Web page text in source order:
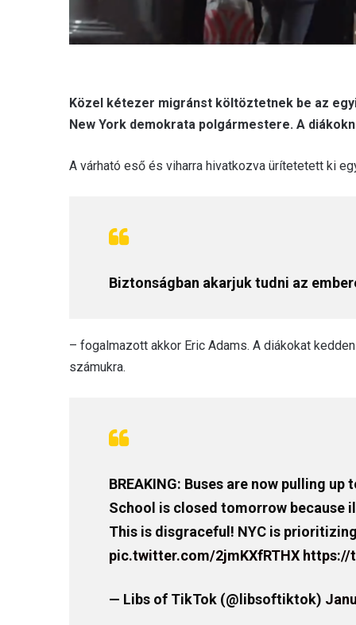
Közel kétezer migránst költöztetnek be az
New York demokrata polgármestere. A
A várható eső és viharra hivatkozva ürítetetett ki
Biztonságban akarjuk tudni az
– fogalmazott akkor Eric Adams. A diákokat
számukra.
BREAKING: Buses are now pulling up
School is closed tomorrow because
This is disgraceful! NYC is
pic.twitter.com/2jmKXfRTHX https://
— Libs of TikTok (@libsoftiktok)